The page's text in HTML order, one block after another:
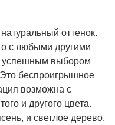
оттенок.
с любыми другими
выбором
беспроигрышное
возможна с
и другого цвета.
и светлое дерево.